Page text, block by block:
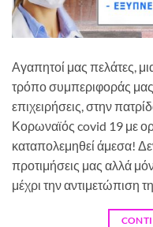
Αγαπητοί μας πελάτες,
τρόπο συμπεριφοράς
επιχειρήσεις, στην
Κορωναϊός covid 19 με
καταπολεμηθεί άμεσα!
προτιμήσεις μας αλλά
μέχρι την